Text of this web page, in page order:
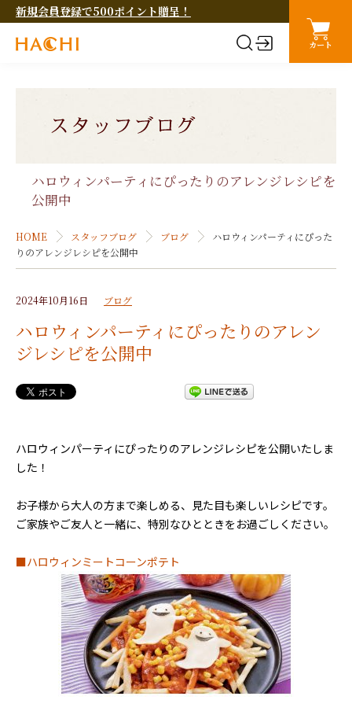
新規会員登録で500ポイント贈呈！
カート
ハロウィンパーティにぴったりのアレンジレシピを
公開中
HOME スタッフブログ ブログ
ハロウィンパーティにぴった
りのアレンジレシピを公開中
2024年10月16日 ブログ
ハロウィンパーティにぴったりのアレン
ジレシピを公開中
ハロウィンパーティにぴったりのアレンジレシピを公開いたしま
した！
お子様から大人の方まで楽しめる、見た目も楽しいレシピです。
ご家族やご友人と一緒に、特別なひとときをお過ごしください。
■ハロウィンミートコーンポテト